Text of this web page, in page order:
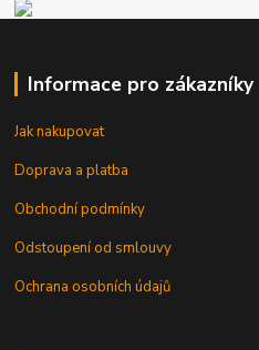
Informace pro zákazníky
Jak nakupovat
Doprava a platba
Obchodní podmínky
Odstoupení od smlouvy
Ochrana osobních údajů